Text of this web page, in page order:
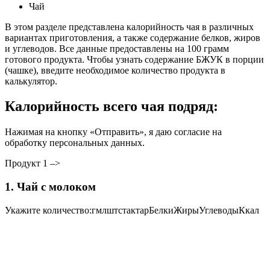
Чай
В этом разделе представлена калорийность чая в различных
вариантах приготовления, а также содержание белков, жиров
и углеводов. Все данные предоставлены на 100 грамм
готового продукта. Чтобы узнать содержание БЖУК в порции
(чашке), введите необходимое количество продукта в
калькулятор.
Калорийность всего чая подряд:
Нажимая на кнопку «Отправить», я даю согласие на
обработку персональных данных.
Продукт 1 –>
1. Чай с молоком
Укажите количество:гмлштстактарБелкиЖирыУглеводыКкал